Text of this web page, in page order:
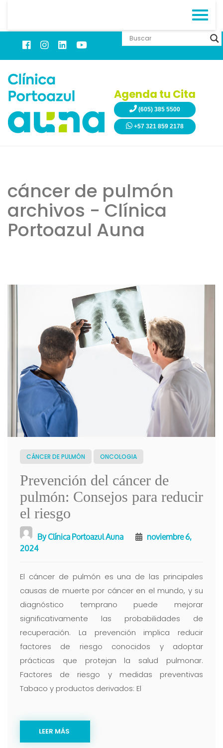
Agenda tu Cita
(605) 385 5500
+57 321 859 2178
cáncer de pulmón
archivos - Clínica
Portoazul Auna
CÁNCER DE PULMÓN ONCOLOGIA
Prevención del cáncer de
pulmón: Consejos para reducir
el riesgo
ByClínica Portoazul Auna noviembre 6,
2024
El cáncer de pulmón es una de las principales
causas de muerte por cáncer en el mundo, y su
diagnóstico temprano puede mejorar
significativamente las probabilidades de
recuperación. La prevención implica reducir
factores de riesgo conocidos y adoptar
prácticas que protejan la salud pulmonar.
Factores de riesgo y medidas preventivas
Tabaco y productos derivados: El
LEER MÁS